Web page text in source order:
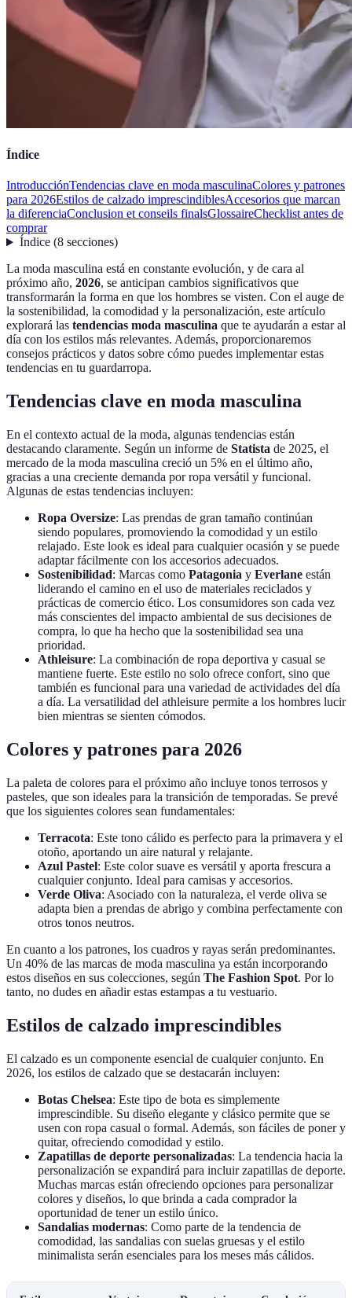
Índice
IntroducciónTendencias clave en moda masculinaColores y patrones
para 2026Estilos de calzado imprescindiblesAccesorios que marcan
la diferenciaConclusion et conseils finalsGlossaireChecklist antes de
comprar
Índice(8 secciones)
La moda masculina está en constante evolución, y de cara al
próximo año, 2026, se anticipan cambios significativos que
transformarán la forma en que los hombres se visten. Con el auge de
la sostenibilidad, la comodidad y la personalización, este artículo
explorará las tendencias moda masculina que te ayudarán a estar al
día con los estilos más relevantes. Además, proporcionaremos
consejos prácticos y datos sobre cómo puedes implementar estas
tendencias en tu guardarropa.
Tendencias clave en moda masculina
En el contexto actual de la moda, algunas tendencias están
destacando claramente. Según un informe de Statista de 2025, el
mercado de la moda masculina creció un 5% en el último año,
gracias a una creciente demanda por ropa versátil y funcional.
Algunas de estas tendencias incluyen:
Ropa Oversize: Las prendas de gran tamaño continúan
siendo populares, promoviendo la comodidad y un estilo
relajado. Este look es ideal para cualquier ocasión y se puede
adaptar fácilmente con los accesorios adecuados.
Sostenibilidad: Marcas como Patagonia y Everlane están
liderando el camino en el uso de materiales reciclados y
prácticas de comercio ético. Los consumidores son cada vez
más conscientes del impacto ambiental de sus decisiones de
compra, lo que ha hecho que la sostenibilidad sea una
prioridad.
Athleisure: La combinación de ropa deportiva y casual se
mantiene fuerte. Este estilo no solo ofrece confort, sino que
también es funcional para una variedad de actividades del día
a día. La versatilidad del athleisure permite a los hombres lucir
bien mientras se sienten cómodos.
Colores y patrones para 2026
La paleta de colores para el próximo año incluye tonos terrosos y
pasteles, que son ideales para la transición de temporadas. Se prevé
que los siguientes colores sean fundamentales:
Terracota: Este tono cálido es perfecto para la primavera y el
otoño, aportando un aire natural y relajante.
Azul Pastel: Este color suave es versátil y aporta frescura a
cualquier conjunto. Ideal para camisas y accesorios.
Verde Oliva: Asociado con la naturaleza, el verde oliva se
adapta bien a prendas de abrigo y combina perfectamente con
otros tonos neutros.
En cuanto a los patrones, los cuadros y rayas serán predominantes.
Un 40% de las marcas de moda masculina ya están incorporando
estos diseños en sus colecciones, según The Fashion Spot. Por lo
tanto, no dudes en añadir estas estampas a tu vestuario.
Estilos de calzado imprescindibles
El calzado es un componente esencial de cualquier conjunto. En
2026, los estilos de calzado que se destacarán incluyen:
Botas Chelsea: Este tipo de bota es simplemente
imprescindible. Su diseño elegante y clásico permite que se
usen con ropa casual o formal. Además, son fáciles de poner y
quitar, ofreciendo comodidad y estilo.
Zapatillas de deporte personalizadas: La tendencia hacia la
personalización se expandirá para incluir zapatillas de deporte.
Muchas marcas están ofreciendo opciones para personalizar
colores y diseños, lo que brinda a cada comprador la
oportunidad de tener un estilo único.
Sandalias modernas: Como parte de la tendencia de
comodidad, las sandalias con suelas gruesas y el estilo
minimalista serán esenciales para los meses más cálidos.